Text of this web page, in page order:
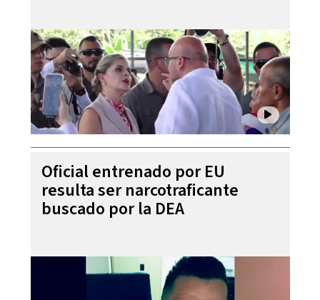
Oficial entrenado por EU
resulta ser narcotraficante
buscado por la DEA